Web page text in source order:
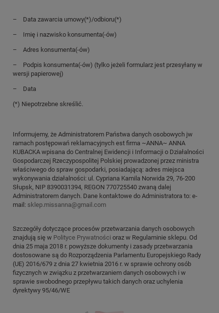
– Data zawarcia umowy(*)/odbioru(*)
– Imię i nazwisko konsumenta(-ów)
– Adres konsumenta(-ów)
– Podpis konsumenta(-ów) (tylko jeżeli formularz jest przesyłany w
wersji papierowej)
– Data
(*) Niepotrzebne skreślić.
Informujemy, że Administratorem Państwa danych osobowych jw
ramach postępowań reklamacyjnych est firma ~ANNA~ ANNA
KUBACKA wpisana do Centralnej Ewidencji i Informacji o Działalności
Gospodarczej Rzeczypospolitej Polskiej prowadzonej przez ministra
właściwego do spraw gospodarki, posiadającą: adres miejsca
wykonywania działalności: ul. Cypriana Kamila Norwida 29, 76-200
Słupsk, NIP 8390031394, REGON 770725540 zwaną dalej
Administratorem danych. Dane kontaktowe do Administratora to: e-
mail: sklep.missanna@gmail.com
Szczegóły dotyczące procesów przetwarzania danych osobowych
znajdują się w Polityce Prywatności oraz w Regulaminie sklepu. Od
dnia 25 maja 2018 r. powyższe dokumenty i zasady przetwarzania
dostosowane są do Rozporządzenia Parlamentu Europejskiego Rady
(UE) 2016/679 z dnia 27 kwietnia 2016 r. w sprawie ochrony osób
fizycznych w związku z przetwarzaniem danych osobowych i w
sprawie swobodnego przepływu takich danych oraz uchylenia
dyrektywy 95/46/WE